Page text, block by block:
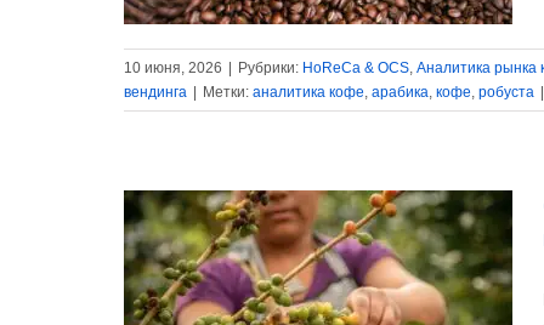
10 июня, 2026 Рубрики: HoReCa & OCS, Аналитика рынка
вендинга
Метки: аналитика кофе, арабика, кофе, робуста